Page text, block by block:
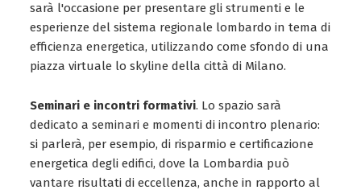
sarà l'occasione per presentare gli strumenti e le
esperienze del sistema regionale lombardo in tema di
efficienza energetica, utilizzando come sfondo di una
piazza virtuale lo skyline della città di Milano.
Seminari e incontri formativi. Lo spazio sarà
dedicato a seminari e momenti di incontro plenario:
si parlerà, per esempio, di risparmio e certificazione
energetica degli edifici, dove la Lombardia può
vantare risultati di eccellenza, anche in rapporto al